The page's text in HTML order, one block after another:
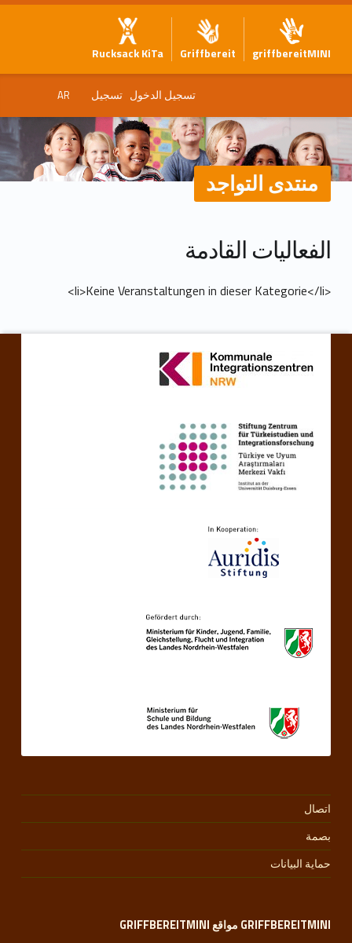
griffbereitMINI
Griffbereit
Rucksack KiTa
تسجيل الدخول تسجيل AR
منتدى التواجد
م
ن
د
ى
الفعاليات القادمة
<li>Keine Veranstaltungen in dieser Kategorie</li>
اتصال
بصمة
حماية البيانات
GRIFFBEREITMINI مواقع GRIFFBEREITMINI